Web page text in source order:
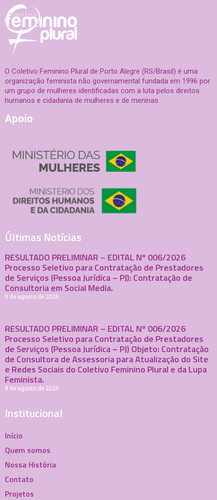
O Coletivo Feminino Plural de Porto Alegre (RS/Brasil) é uma
organização feminista não governamental fundada em 1996 por
um grupo de mulheres identificadas com a luta pelos direitos
humanos e cidadania de mulheres e de meninas.
Apoio
Últimas Notícias
RESULTADO PRELIMINAR – EDITAL Nº 006/2026
Processo Seletivo para Contratação de Prestadores
de Serviços (Pessoa Jurídica – PJ): Contratação de
Consultoria em Social Media.
8 de agosto de 2026
RESULTADO PRELIMINAR – EDITAL Nº 006/2026
Processo Seletivo para Contratação de Prestadores
de Serviços (Pessoa Jurídica – PJ) Objeto: Contratação
de Consultora de Assessoria para Atualização do Site
e Redes Sociais do Coletivo Feminino Plural e da Lupa
Feminista.
8 de agosto de 2026
Institucional
Início
Quem somos
Nossa História
Contato
Projetos